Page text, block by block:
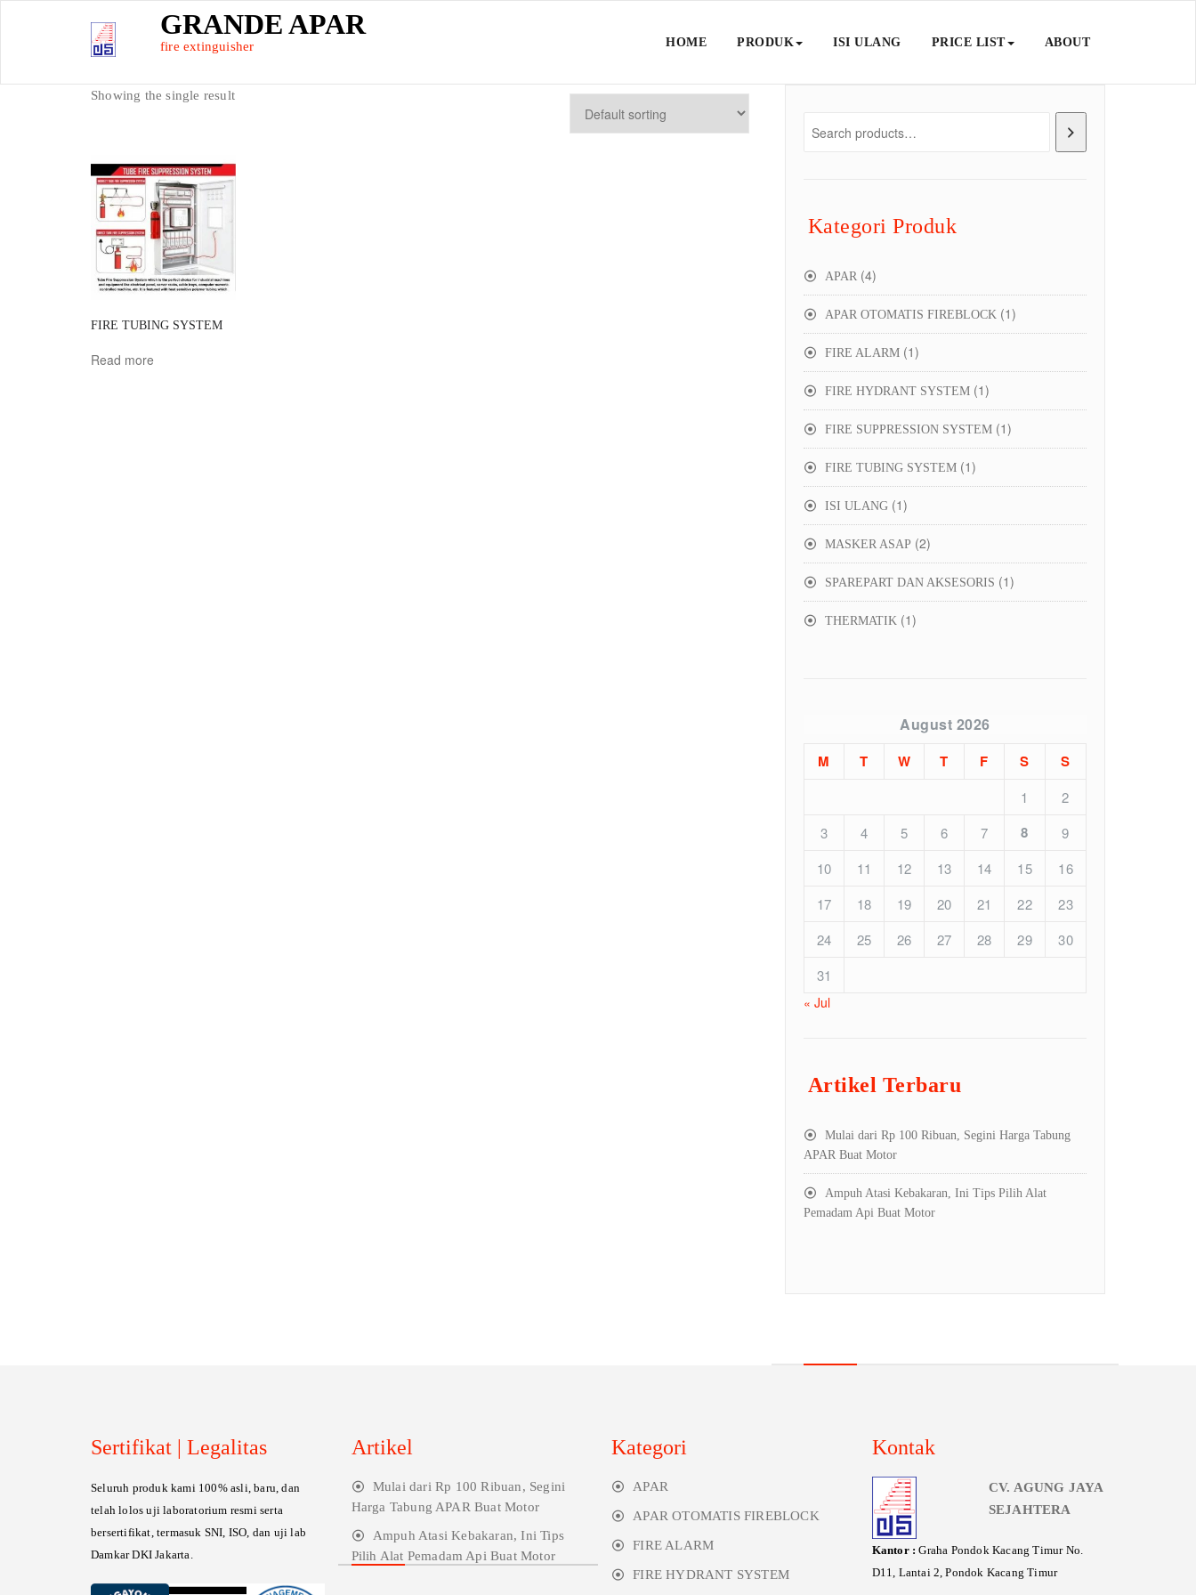
GRANDE APAR
fire extinguisher HOME PRODUK ISI ULANG PRICE LIST ABOUT
Showing the single result
FIRE TUBING SYSTEM
Read more
Kategori Produk
APAR 44
products
APAR OTOMATIS FIREBLOCK 11
product
FIRE ALARM 11
product
FIRE HYDRANT SYSTEM 11
product
FIRE SUPPRESSION SYSTEM 11
product
FIRE TUBING SYSTEM 11
product
ISI ULANG 11
product
MASKER ASAP 22
products
SPAREPART DAN AKSESORIS 11
product
THERMATIK 11
August 2026
M T W T F S S
1
2
3
4 5 6 7 8
9
10
11 12 13 14 15
16
17
18 19 20 21 22
23
24
25 26 27 28 29
30
31
« Jul
Artikel Terbaru
Mulai dari Rp 100 Ribuan, Segini Harga Tabung
APAR Buat Motor
Ampuh Atasi Kebakaran, Ini Tips Pilih Alat
Pemadam Api Buat Motor
Sertifikat | Legalitas
Seluruh produk kami 100% asli, baru, dan
telah lolos uji laboratorium resmi serta
bersertifikat, termasuk SNI, ISO, dan uji lab
Damkar DKI Jakarta.
Artikel
Mulai dari Rp 100 Ribuan, Segini
Harga Tabung APAR Buat Motor
Ampuh Atasi Kebakaran, Ini Tips
Pilih Alat Pemadam Api Buat Motor
Kategori
APAR
APAR OTOMATIS FIREBLOCK
FIRE ALARM
FIRE HYDRANT SYSTEM
Kontak
CV. AGUNG JAYA
SEJAHTERA
Kantor :Graha Pondok Kacang Timur No.
D11, Lantai 2, Pondok Kacang Timur